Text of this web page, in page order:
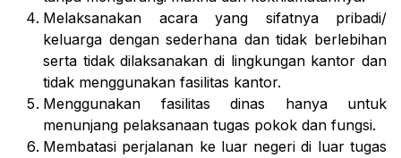
Melaksanakan acara yang sifatnya pribadi/
keluarga dengan sederhana dan tidak berlebihan
serta tidak dilaksanakan di lingkungan kantor dan
tidak menggunakan fasilitas kantor.
Menggunakan fasilitas dinas hanya untuk
menunjang pelaksanaan tugas pokok dan fungsi.
Membatasi perjalanan ke luar negeri di luar tugas